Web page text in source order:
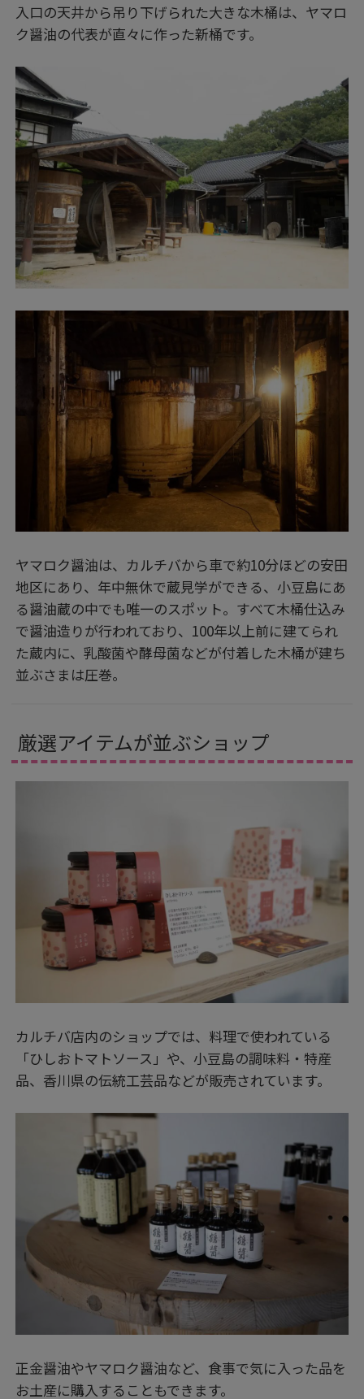
入口の天井から吊り下げられた大きな木桶は、ヤマロ
ク醤油の代表が直々に作った新桶です。
ヤマロク醤油は、カルチバから車で約10分ほどの安田
地区にあり、年中無休で蔵見学ができる、小豆島にあ
る醤油蔵の中でも唯一のスポット。すべて木桶仕込み
で醤油造りが行われており、100年以上前に建てられ
た蔵内に、乳酸菌や酵母菌などが付着した木桶が建ち
並ぶさまは圧巻。
厳選アイテムが並ぶショップ
カルチバ店内のショップでは、料理で使われている
「ひしおトマトソース」や、小豆島の調味料・特産
品、香川県の伝統工芸品などが販売されています。
正金醤油やヤマロク醤油など、食事で気に入った品を
お土産に購入することもできます。